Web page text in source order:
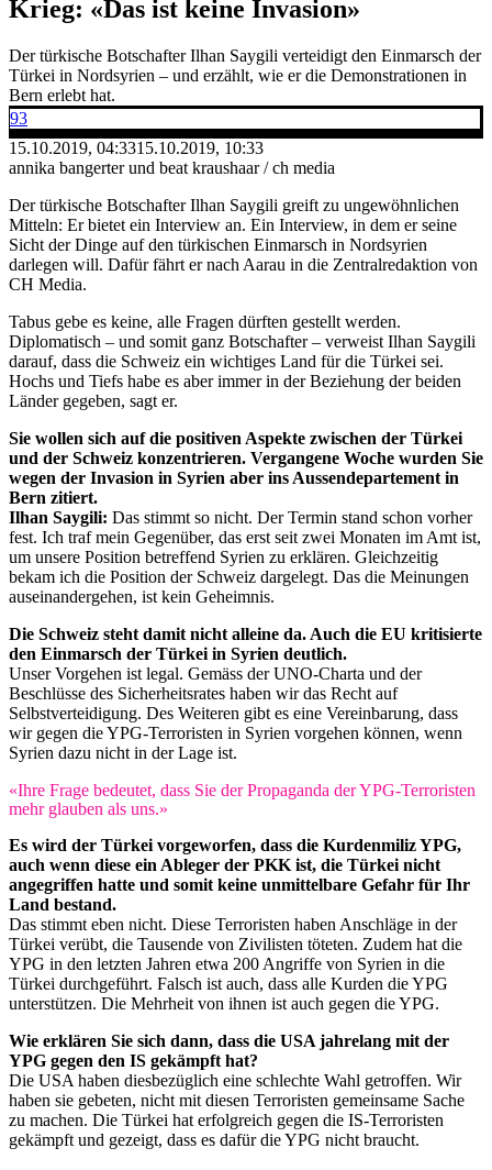
Krieg: «Das ist keine Invasion»
Der türkische Botschafter Ilhan Saygili verteidigt den Einmarsch der
Türkei in Nordsyrien – und erzählt, wie er die Demonstrationen in
Bern erlebt hat.
93
15.10.2019, 04:3315.10.2019, 10:33
annika bangerter und beat kraushaar / ch media
Der türkische Botschafter Ilhan Saygili greift zu ungewöhnlichen
Mitteln: Er bietet ein Interview an. Ein Interview, in dem er seine
Sicht der Dinge auf den türkischen Einmarsch in Nordsyrien
darlegen will. Dafür fährt er nach Aarau in die Zentralredaktion von
CH Media.
Tabus gebe es keine, alle Fragen dürften gestellt werden.
Diplomatisch – und somit ganz Botschafter – verweist Ilhan Saygili
darauf, dass die Schweiz ein wichtiges Land für die Türkei sei.
Hochs und Tiefs habe es aber immer in der Beziehung der beiden
Länder gegeben, sagt er.
Sie wollen sich auf die positiven Aspekte zwischen der Türkei
und der Schweiz konzentrieren. Vergangene Woche wurden Sie
wegen der Invasion in Syrien aber ins Aussendepartement in
Bern zitiert.
Ilhan Saygili: Das stimmt so nicht. Der Termin stand schon vorher
fest. Ich traf mein Gegenüber, das erst seit zwei Monaten im Amt ist,
um unsere Position betreffend Syrien zu erklären. Gleichzeitig
bekam ich die Position der Schweiz dargelegt. Das die Meinungen
auseinandergehen, ist kein Geheimnis.
Die Schweiz steht damit nicht alleine da. Auch die EU kritisierte
den Einmarsch der Türkei in Syrien deutlich.
Unser Vorgehen ist legal. Gemäss der UNO-Charta und der
Beschlüsse des Sicherheitsrates haben wir das Recht auf
Selbstverteidigung. Des Weiteren gibt es eine Vereinbarung, dass
wir gegen die YPG-Terroristen in Syrien vorgehen können, wenn
Syrien dazu nicht in der Lage ist.
«Ihre Frage bedeutet, dass Sie der Propaganda der YPG-Terroristen
mehr glauben als uns.»
Es wird der Türkei vorgeworfen, dass die Kurdenmiliz YPG,
auch wenn diese ein Ableger der PKK ist, die Türkei nicht
angegriffen hatte und somit keine unmittelbare Gefahr für Ihr
Land bestand.
Das stimmt eben nicht. Diese Terroristen haben Anschläge in der
Türkei verübt, die Tausende von Zivilisten töteten. Zudem hat die
YPG in den letzten Jahren etwa 200 Angriffe von Syrien in die
Türkei durchgeführt. Falsch ist auch, dass alle Kurden die YPG
unterstützen. Die Mehrheit von ihnen ist auch gegen die YPG.
Wie erklären Sie sich dann, dass die USA jahrelang mit der
YPG gegen den IS gekämpft hat?
Die USA haben diesbezüglich eine schlechte Wahl getroffen. Wir
haben sie gebeten, nicht mit diesen Terroristen gemeinsame Sache
zu machen. Die Türkei hat erfolgreich gegen die IS-Terroristen
gekämpft und gezeigt, dass es dafür die YPG nicht braucht.